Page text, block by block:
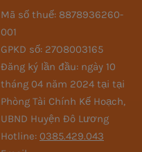
Mã số thuế: 8878936260-
001
GPKD số: 27O8003165
Đăng ký lần đầu: ngày 10
tháng 04 năm 2024 tại tại
Phòng Tài Chính Kế Hoạch,
UBND Huyện Đô Lương
Hotline: 0385.429.043